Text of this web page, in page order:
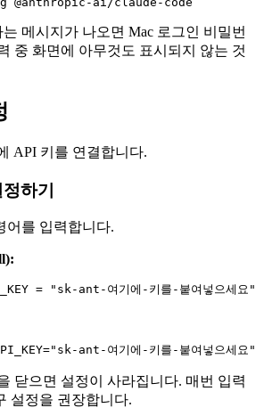
메시지가 나오면 Mac 로그인 비밀번
중 화면에 아무것도 표시되지 않는 것
API 키를 연결합니다.
하기
어를 입력합니다.
닫으면 설정이 사라집니다. 매번 입력
설정을 권장합니다.